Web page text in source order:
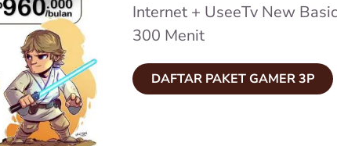
Internet + UseeTv New
300 Menit
DAFTAR PAKET GAMER 3P